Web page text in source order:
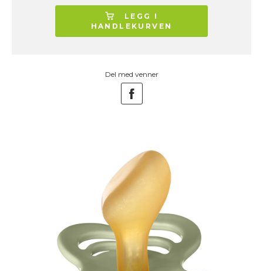
LEGG I
HANDLEKURVEN
Del med venner